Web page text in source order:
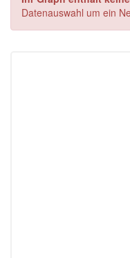
Datenauswahl um ein